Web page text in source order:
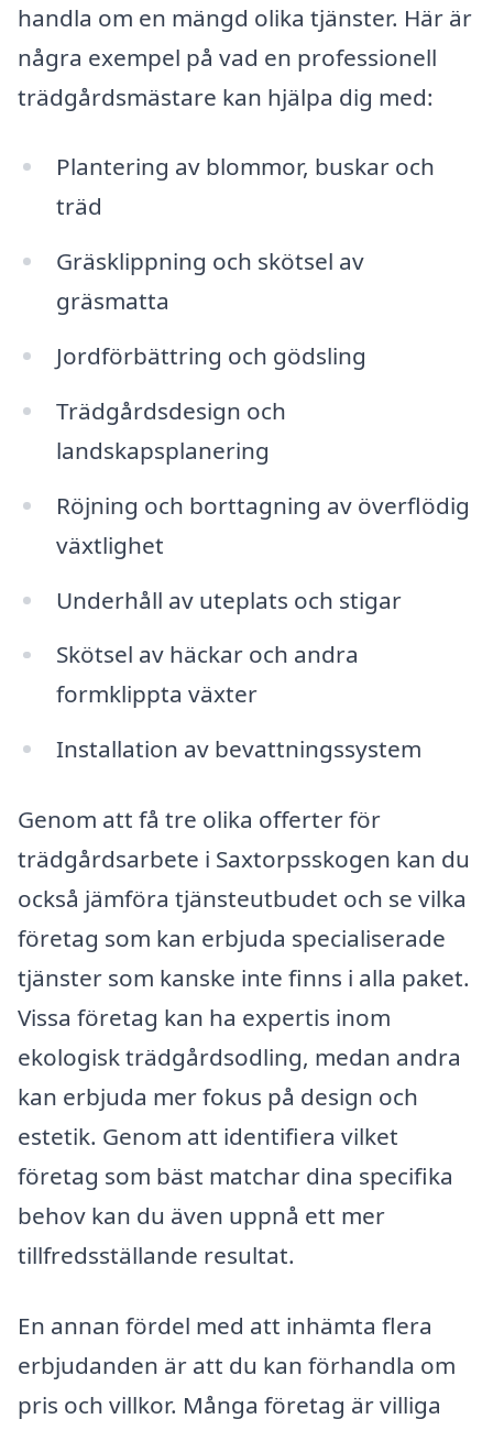
handla om en mängd olika tjänster. Här är
några exempel på vad en professionell
trädgårdsmästare kan hjälpa dig med:
Plantering av blommor, buskar och
träd
Gräsklippning och skötsel av
gräsmatta
Jordförbättring och gödsling
Trädgårdsdesign och
landskapsplanering
Röjning och borttagning av överflödig
växtlighet
Underhåll av uteplats och stigar
Skötsel av häckar och andra
formklippta växter
Installation av bevattningssystem
Genom att få tre olika offerter för
trädgårdsarbete i Saxtorpsskogen kan du
också jämföra tjänsteutbudet och se vilka
företag som kan erbjuda specialiserade
tjänster som kanske inte finns i alla paket.
Vissa företag kan ha expertis inom
ekologisk trädgårdsodling, medan andra
kan erbjuda mer fokus på design och
estetik. Genom att identifiera vilket
företag som bäst matchar dina specifika
behov kan du även uppnå ett mer
tillfredsställande resultat.
En annan fördel med att inhämta flera
erbjudanden är att du kan förhandla om
pris och villkor. Många företag är villiga